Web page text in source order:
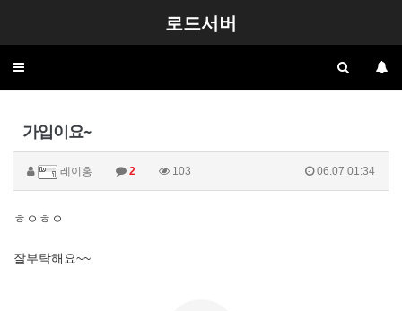
로드서버
Toggle
가입이요~
레이홍 2 103 06.07 01:34
ㅎㅇㅎㅇ
잘부탁해요~~